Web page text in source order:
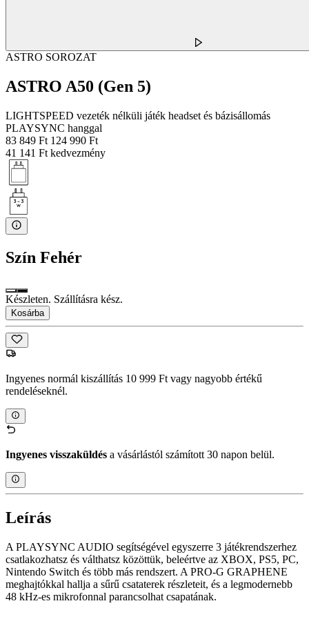
ASTRO SOROZAT
ASTRO A50 (Gen 5)
LIGHTSPEED vezeték nélküli játék headset és bázisállomás
PLAYSYNC hanggal
83 849 Ft 124 990 Ft
41 141 Ft kedvezmény
Szín Fehér
Készleten. Szállításra kész.
Kosárba
Ingyenes normál kiszállítás 10 999 Ft vagy nagyobb értékű
rendeléseknél.
Ingyenes visszaküldés a vásárlástól számított 30 napon belül.
Leírás
A PLAYSYNC AUDIO segítségével egyszerre 3 játékrendszerhez
csatlakozhatsz és válthatsz közöttük, beleértve az XBOX, PS5, PC,
Nintendo Switch és több más rendszert. A PRO-G GRAPHENE
meghajtókkal hallja a sűrű csataterek részleteit, és a legmodernebb
48 kHz-es mikrofonnal parancsolhat csapatának.